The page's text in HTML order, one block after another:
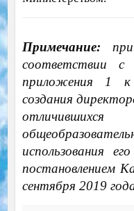
Примечание:
соответствии
приложения 1
создания
использования
постановлением
сентября 2019